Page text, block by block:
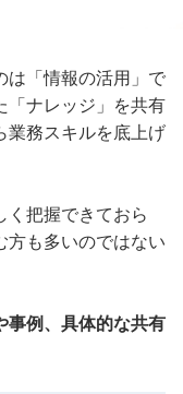
は「情報の活用」で
「ナレッジ」を共有
業務スキルを底上げ
く把握できておら
方も多いのではない
事例、具体的な共有